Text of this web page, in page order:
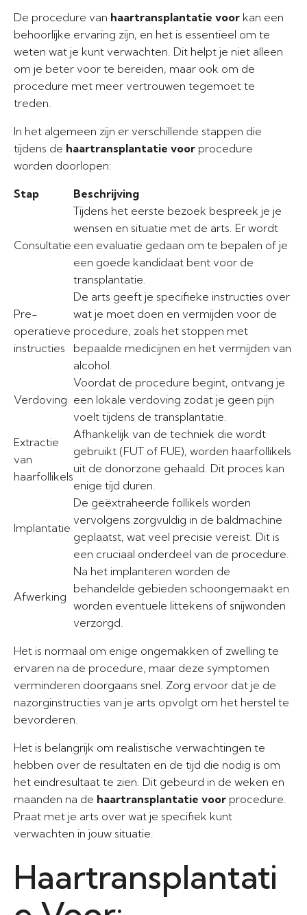
De procedure van haartransplantatie voor kan een
behoorlijke ervaring zijn, en het is essentieel om te
weten wat je kunt verwachten. Dit helpt je niet alleen
om je beter voor te bereiden, maar ook om de
procedure met meer vertrouwen tegemoet te
treden.
In het algemeen zijn er verschillende stappen die
tijdens de haartransplantatie voor procedure
worden doorlopen:
Stap Beschrijving
Consultatie
Tijdens het eerste bezoek bespreek je je
wensen en situatie met de arts. Er wordt
een evaluatie gedaan om te bepalen of je
een goede kandidaat bent voor de
transplantatie.
Pre-
operatieve
instructies
De arts geeft je specifieke instructies over
wat je moet doen en vermijden voor de
procedure, zoals het stoppen met
bepaalde medicijnen en het vermijden van
alcohol.
Verdoving
Voordat de procedure begint, ontvang je
een lokale verdoving zodat je geen pijn
voelt tijdens de transplantatie.
Extractie
van
haarfollikels
Afhankelijk van de techniek die wordt
gebruikt (FUT of FUE), worden haarfollikels
uit de donorzone gehaald. Dit proces kan
enige tijd duren.
Implantatie
De geëxtraheerde follikels worden
vervolgens zorgvuldig in de baldmachine
geplaatst, wat veel precisie vereist. Dit is
een cruciaal onderdeel van de procedure.
Afwerking
Na het implanteren worden de
behandelde gebieden schoongemaakt en
worden eventuele littekens of snijwonden
verzorgd.
Het is normaal om enige ongemakken of zwelling te
ervaren na de procedure, maar deze symptomen
verminderen doorgaans snel. Zorg ervoor dat je de
nazorginstructies van je arts opvolgt om het herstel te
bevorderen.
Het is belangrijk om realistische verwachtingen te
hebben over de resultaten en de tijd die nodig is om
het eindresultaat te zien. Dit gebeurd in de weken en
maanden na de haartransplantatie voor procedure.
Praat met je arts over wat je specifiek kunt
verwachten in jouw situatie.
Haartransplantati